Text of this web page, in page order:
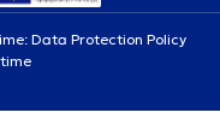
Data Protection Policy